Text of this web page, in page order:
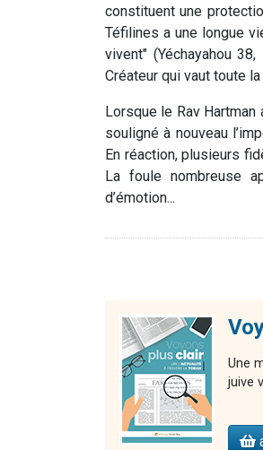
constituent une
Téfilines a une longue
vivent" (Yéchayahou
Créateur qui vaut toute la
Lorsque le Rav
souligné à nouveau
En réaction, plusieurs
La foule nombreuse
d’émotion...
Une
juive